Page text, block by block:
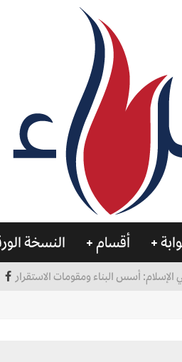
أقسام النسخة
الإسلام: أسس البناء ومقومات الاستقرار